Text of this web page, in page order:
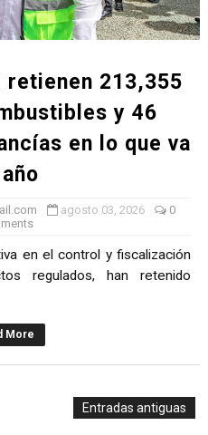
retienen 213,355
y 46
en lo que va
agosto 03, 2026
0
en el control y fiscalización
regulados, han retenido
More
Entradas antiguas